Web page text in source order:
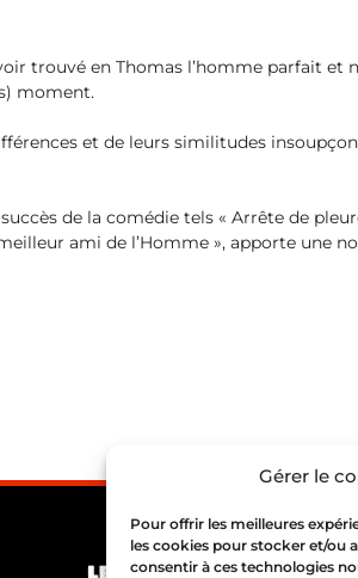
Gérer le
Pour offrir les meilleures
les cookies pour stocker et/ou
consentir à ces technologies
trouvé en Thomas l’homme parfait et
moment.
et de leurs similitudes
de la comédie tels « Arrête de
ami de l’Homme », apporte une